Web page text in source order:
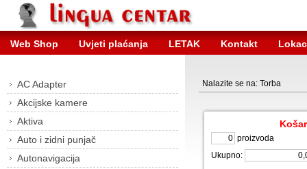
Web Shop Uvjeti plaćanja LETAK Kontakt
AC Adapter
Akcijske kamere
Aktiva
Auto i zidni punjač
Autonavigacija
Nalazite se na: Torba
proizvoda
Ukupno: